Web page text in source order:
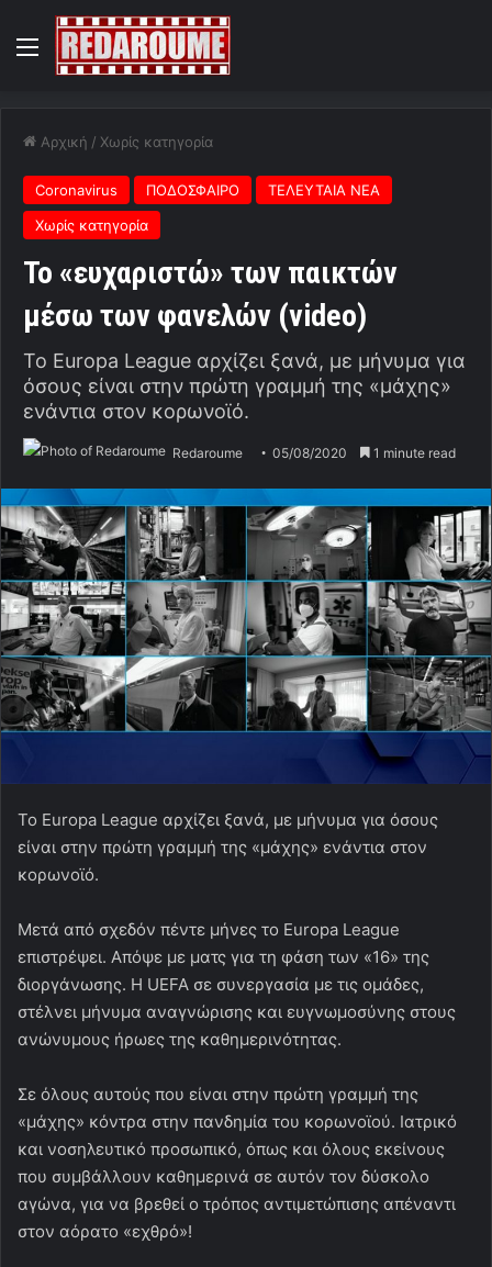
Menu
Αρχική / Χωρίς κατηγορία
Coronavirus ΠΟΔΟΣΦΑΙΡΟ
ΤΕΛΕΥΤΑΙΑ ΝΕΑ
Χωρίς κατηγορία
Το «ευχαριστώ» των παικτών
μέσω των φανελών (video)
Το Europa League αρχίζει ξανά, με μήνυμα για
όσους είναι στην πρώτη γραμμή της «μάχης»
ενάντια στον κορωνοϊό.
Redaroume 05/08/2020 1 minute read
Το Europa League αρχίζει ξανά, με μήνυμα για όσους
είναι στην πρώτη γραμμή της «μάχης» ενάντια στον
κορωνοϊό.
Μετά από σχεδόν πέντε μήνες το Europa League
επιστρέψει. Απόψε με ματς για τη φάση των «16» της
διοργάνωσης. Η UEFA σε συνεργασία με τις ομάδες,
στέλνει μήνυμα αναγνώρισης και ευγνωμοσύνης στους
ανώνυμους ήρωες της καθημερινότητας.
Σε όλους αυτούς που είναι στην πρώτη γραμμή της
«μάχης» κόντρα στην πανδημία του κορωνοϊού. Ιατρικό
και νοσηλευτικό προσωπικό, όπως και όλους εκείνους
που συμβάλλουν καθημερινά σε αυτόν τον δύσκολο
αγώνα, για να βρεθεί ο τρόπος αντιμετώπισης απέναντι
στον αόρατο «εχθρό»!